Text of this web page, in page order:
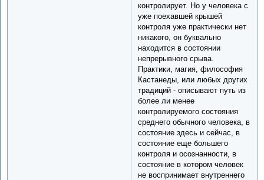
контролирует. Но у человека с
уже поехавшей крышей
контроля уже практически нет
никакого, он буквально
находится в состоянии
непрерывного срыва.
Практики, магия, философия
Кастанеды, или любых других
традиций - описывают путь из
более ли менее
контролируемого состояния
среднего обычного человека, в
состояние здесь и сейчас, в
состояние еще большего
контроля и осознанности, в
состояние в котором человек
не воспринимает внутреннего